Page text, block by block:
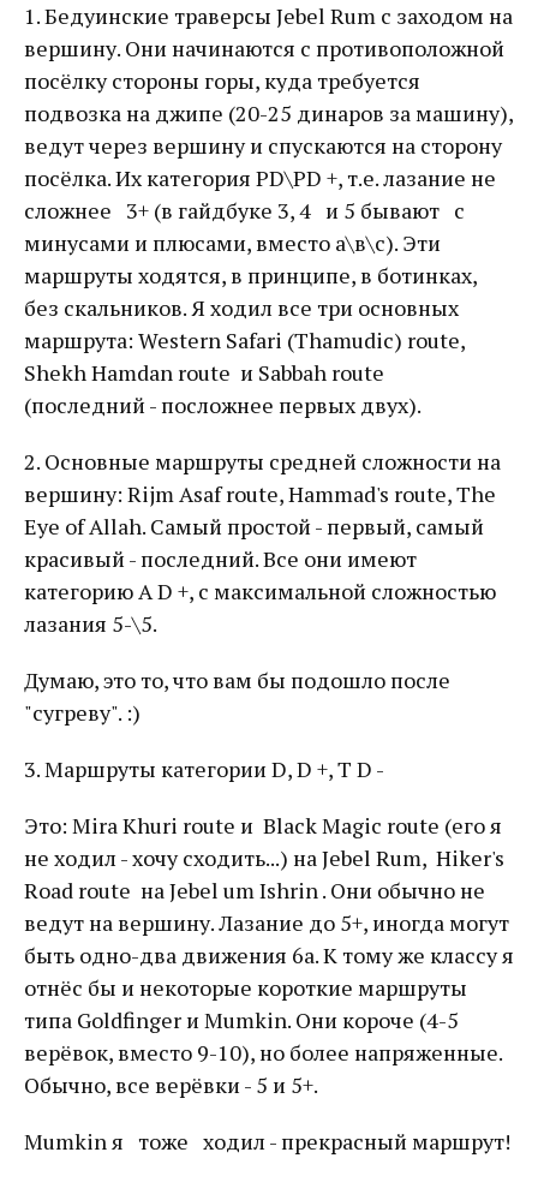
1. Бедуинские траверсы Jebel Rum с заходом на
вершину. Они начинаются с противоположной
посёлку стороны горы, куда требуется
подвозка на джипе (20-25 динаров за машину),
ведут через вершину и спускаются на сторону
посёлка. Их категория PD\PD +, т.е. лазание не
сложнее 3+ (в гайдбуке 3, 4 и 5 бывают с
минусами и плюсами, вместо а\в\с). Эти
маршруты ходятся, в принципе, в ботинках,
без скальников. Я ходил все три основных
маршрута: Western Safari (Thamudic) route,
Shekh Hamdan route и Sabbah route
(последний - посложнее первых двух).
2. Основные маршруты средней сложности на
вершину: Rijm Asaf route, Hammad's route, The
Eye of Allah. Самый простой - первый, самый
красивый - последний. Все они имеют
категорию А D +, с максимальной сложностью
лазания 5-\5.
Думаю, это то, что вам бы подошло после
"сугреву". :)
3. Маршруты категории D, D +, Т D -
Это: Mira Khuri route и Black Magic route (его я
не ходил - хочу сходить...) на Jebel Rum, Hiker's
Road route на Jebel um Ishrin . Они обычно не
ведут на вершину. Лазание до 5+, иногда могут
быть одно-два движения 6а. К тому же классу я
отнёс бы и некоторые короткие маршруты
типа Goldfinger и Mumkin. Они короче (4-5
верёвок, вместо 9-10), но более напряженные.
Обычно, все верёвки - 5 и 5+.
Mumkin я тоже ходил - прекрасный маршрут!